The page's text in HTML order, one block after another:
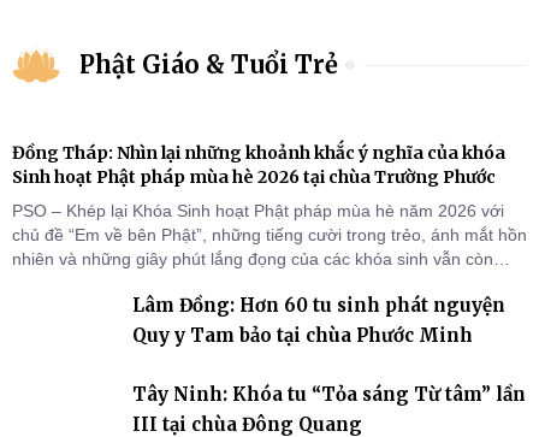
Phật Giáo & Tuổi Trẻ
Đồng Tháp: Nhìn lại những khoảnh khắc ý nghĩa của khóa
Sinh hoạt Phật pháp mùa hè 2026 tại chùa Trường Phước
PSO – Khép lại Khóa Sinh hoạt Phật pháp mùa hè năm 2026 với
chủ đề “Em về bên Phật”, những tiếng cười trong trẻo, ánh mắt hồn
nhiên và những giây phút lắng đọng của các khóa sinh vẫn còn
Tháp). Những tuần tu học ngắn ngủi nhưng đã trở thành hành
trang quý báu, gieo những hạt giống thiện l
Lâm Đồng: Hơn 60 tu sinh phát nguyện
Quy y Tam bảo tại chùa Phước Minh
Tây Ninh: Khóa tu “Tỏa sáng Từ tâm” lần
III tại chùa Đông Quang